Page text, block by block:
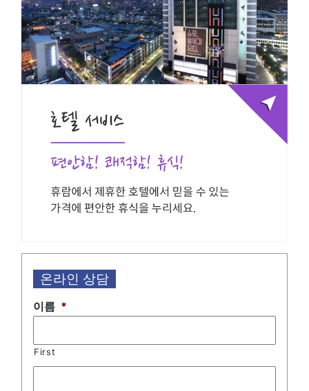
온라인 상담
이름 *
First